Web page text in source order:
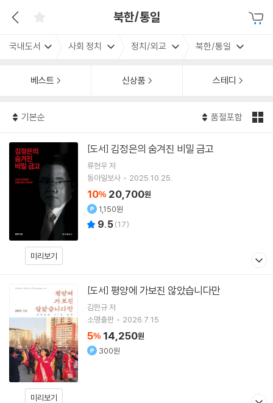
북한/통일
국내도서 사회 정치 정치/외교 북한/통일
베스트 신상품 스테디
기본순 품절포함
미리보기
[도서] 김정은의 숨겨진 비밀 금고
류현우저
동아일보사
2025.10.25.
10% 20,700원
1,150원
9.5(17)
미리보기
[도서] 평양에 가보진 않았습니다만
김한규저
소명출판
2026.7.15.
5% 14,250원
300원